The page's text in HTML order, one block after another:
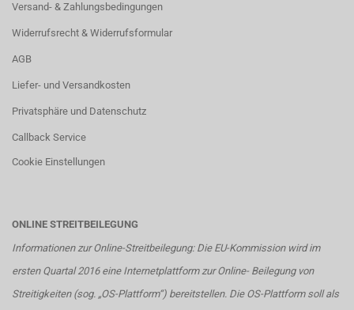
Versand- & Zahlungsbedingungen
Widerrufsrecht & Widerrufsformular
AGB
Liefer- und Versandkosten
Privatsphäre und Datenschutz
Callback Service
Cookie Einstellungen
ONLINE STREITBEILEGUNG
Informationen zur Online-Streitbeilegung: Die EU-Kommission wird im
ersten Quartal 2016 eine Internetplattform zur Online- Beilegung von
Streitigkeiten (sog. „OS-Plattform“) bereitstellen. Die OS-Plattform soll als